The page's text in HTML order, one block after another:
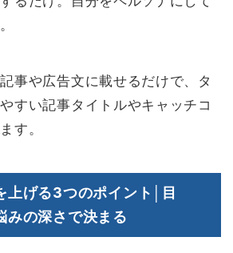
事や広告文に載せるだけで、タ
すい記事タイトルやキャッチコ
す。
上げる3つのポイント│目
みの深さで決まる